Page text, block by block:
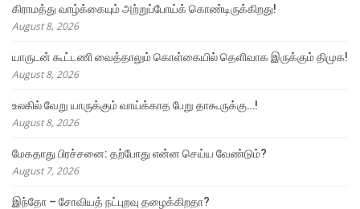
கிராமத்து வாழ்க்கையும் அற்றுப்போய்க் கொண்டிருக்கிறது!
August 8, 2026
யாருடன் கூட்டணி வைத்தாலும் கொள்கையில் தெளிவாக இருக்கும் திமுக!
August 8, 2026
உலகில் வேறு யாருக்கும் வாய்க்காத பேறு தாகூருக்கு…!
August 8, 2026
மேகதாது பிரச்சனை: தற்போது என்ன செய்ய வேண்டும்?
August 7, 2026
இந்தோ – சோவியத் நட்புறவு தழைக்கிறதா?